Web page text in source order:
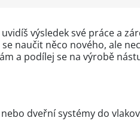
výsledek své práce a
naučit něco nového, ale
a podílej se na výrobě
dveřní systémy do